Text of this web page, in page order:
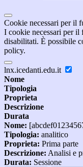
Cookie necessari per il
I cookie necessari per il
disabilitati. È possibile
policy.
lnx.icedanti.edu.it
Nome
Tipologia
Proprieta
Descrizione
Durata
Nome:
Tipologia: analitico
Proprieta: Prima parte
Descrizione: Analisi e
Durata: Sessione